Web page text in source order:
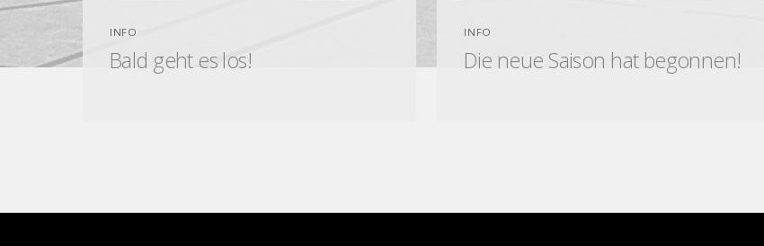
INFO
Bald geht es los!
INFO
Die neue Saison hat begonnen!